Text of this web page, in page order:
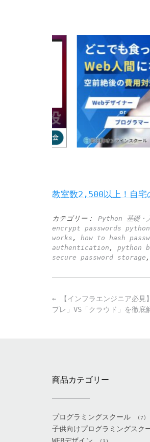
教室数2,500以上！自宅
カテゴリー： Python 基礎・
encrypt passwords python
works , how to hash
authentication , python
secure password storage ,
Post
navigation
← 【インフラエンジニア必見
プレ」VS「クラウド」を徹底
商品カテゴリー
プログラミングスクール (7)
子供向けプログラミングスク